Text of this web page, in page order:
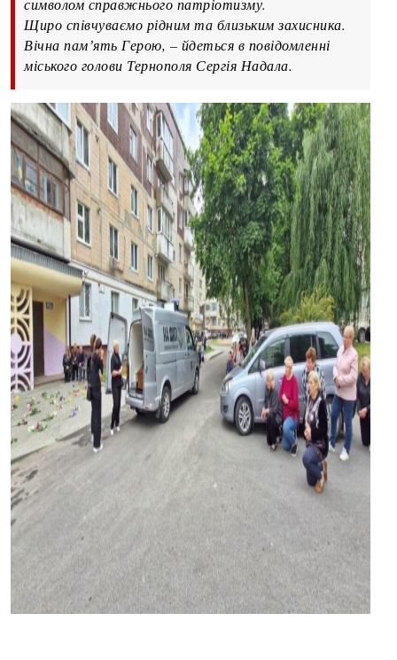
символом справжнього патріотизму.
Щиро співчуваємо рідним та близьким захисника.
Вічна памʼять Герою, – йдеться в повідомленні
міського голови Тернополя Сергія Надала.